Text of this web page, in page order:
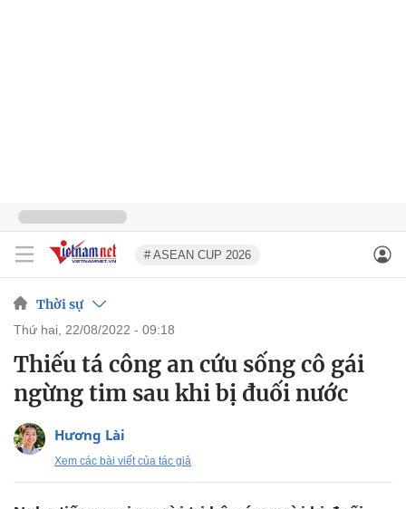
# ASEAN CUP 2026
Thời sự
thứ hai, 22/08/2022 - 09:18
Thiếu tá công an cứu sống cô gái
ngừng tim sau khi bị đuối nước
Hương Lài
Xem các bài viết của tác giả